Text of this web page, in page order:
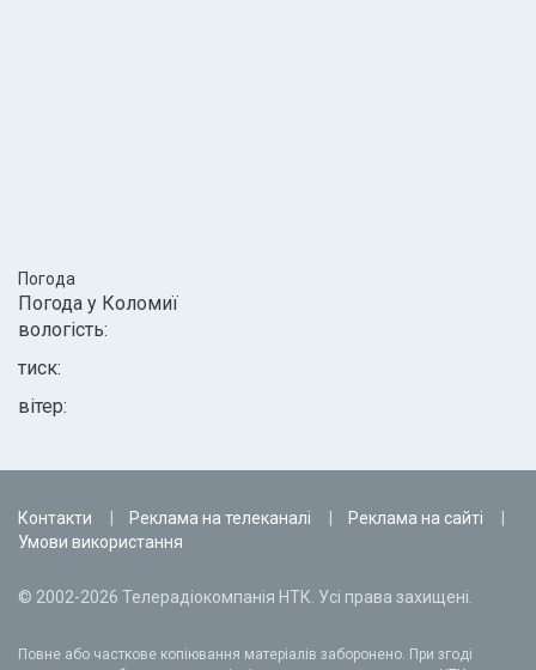
Погода
Погода у Коломиї
вологість:
тиск:
вітер:
Контакти Реклама на телеканалі
Реклама на сайті
Умови використання
© 2002-2026 Телерадіокомпанія НТК. Усі права захищені.
Повне або часткове копіювання матеріалів заборонено. При згоді